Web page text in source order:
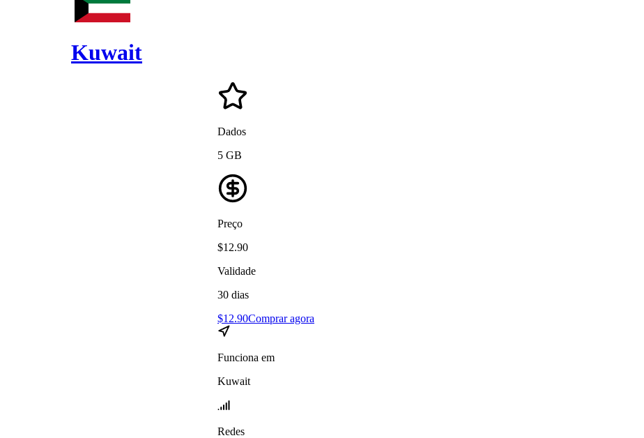
Kuwait
Dados
5 GB
Preço
$12.90
Validade
30 dias
$12.90Comprar agora
Funciona em
Kuwait
Redes